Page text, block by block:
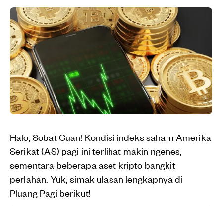
Halo, Sobat Cuan! Kondisi indeks saham Amerika
Serikat (AS) pagi ini terlihat makin ngenes,
sementara beberapa aset kripto bangkit
perlahan. Yuk, simak ulasan lengkapnya di
Pluang Pagi berikut!